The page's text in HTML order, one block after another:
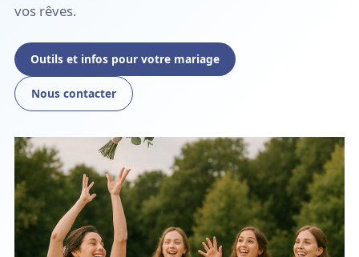
vos rêves.
Outils et infos pour votre mariage
Nous contacter